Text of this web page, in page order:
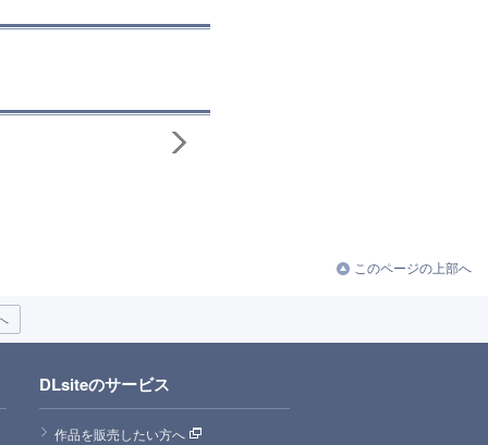
このページの上部へ
DLsiteのサービス
作品を販売したい方へ